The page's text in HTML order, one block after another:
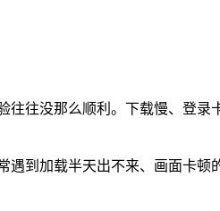
往没那么顺利。下载慢、登录
遇到加载半天出不来、画面卡顿